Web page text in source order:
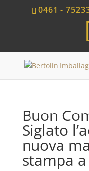
0461 -
h
p
Buon
Siglato
nuova
stampa